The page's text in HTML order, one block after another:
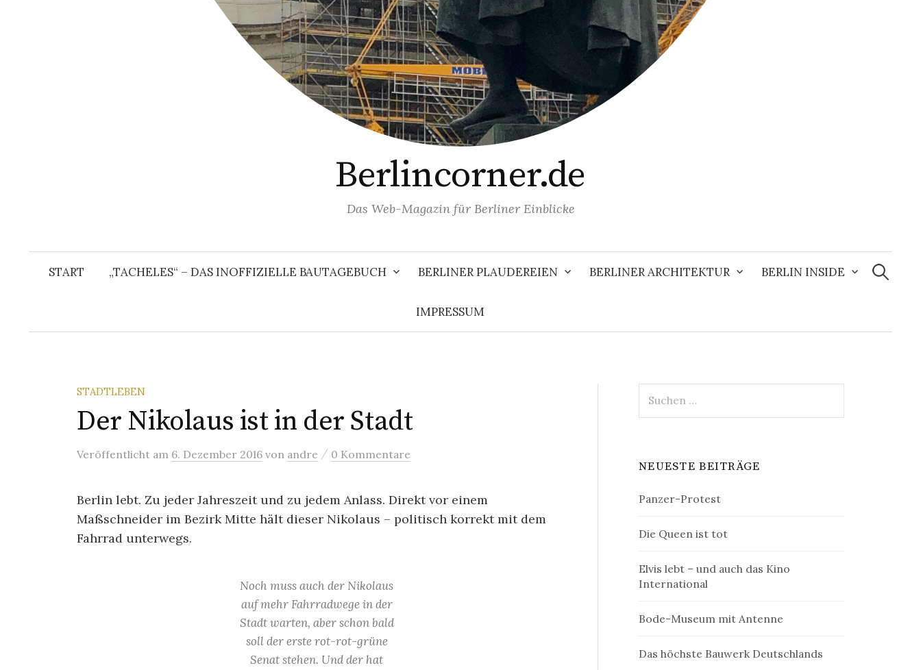
Berlincorner.de
Das Web-Magazin für Berliner Einblicke
START „TACHELES“ – DAS INOFFIZIELLE BAUTAGEBUCH BERLINER PLAUDEREIEN BERLINER ARCHITEKTUR BERLIN INSIDE
IMPRESSUM
Suchen
nach:
STADTLEBEN
Der Nikolaus ist in der Stadt
Veröffentlicht am 6. Dezember 2016 von andre / 0 Kommentare
Berlin lebt. Zu jeder Jahreszeit und zu jedem Anlass. Direkt vor einem
Maßschneider im Bezirk Mitte hält dieser Nikolaus – politisch korrekt mit dem
Fahrrad unterwegs.
Noch muss auch der Nikolaus
auf mehr Fahrradwege in der
Stadt warten, aber schon bald
soll der erste rot-rot-grüne
Senat stehen. Und der hat
nach:
NEUESTE BEITRÄGE
Panzer-Protest
Die Queen ist tot
Elvis lebt – und auch das Kino
International
Bode-Museum mit Antenne
Das höchste Bauwerk Deutschlands